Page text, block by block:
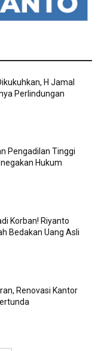
H Jamal
Perlindungan
Pengadilan Tinggi
Hukum
Korban! Riyanto
Bedakan Uang Asli
Renovasi Kantor